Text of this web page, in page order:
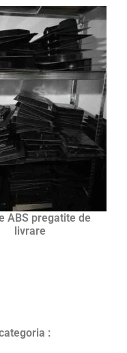
ABS pregatite de
livrare
: